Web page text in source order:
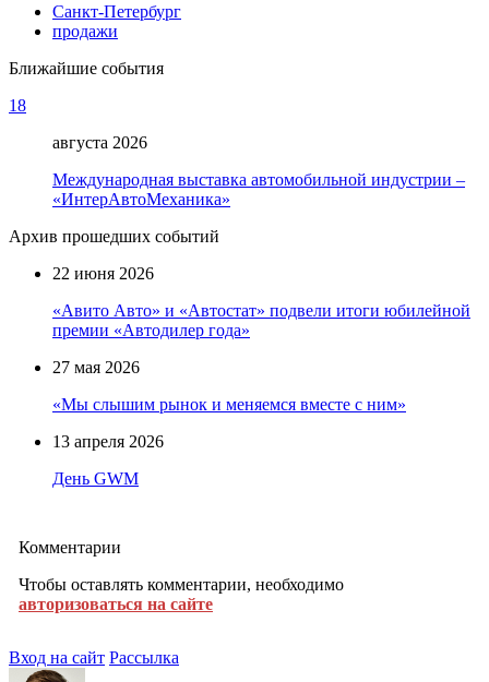
Санкт-Петербург
продажи
Ближайшие события
18
августа 2026
Международная выставка автомобильной индустрии –
«ИнтерАвтоМеханика»
Архив прошедших событий
22 июня 2026
«Авито Авто» и «Автостат» подвели итоги юбилейной
премии «Автодилер года»
27 мая 2026
«Мы слышим рынок и меняемся вместе с ним»
13 апреля 2026
День GWM
Комментарии
Чтобы оставлять комментарии, необходимо
авторизоваться на сайте
Вход на сайт Рассылка